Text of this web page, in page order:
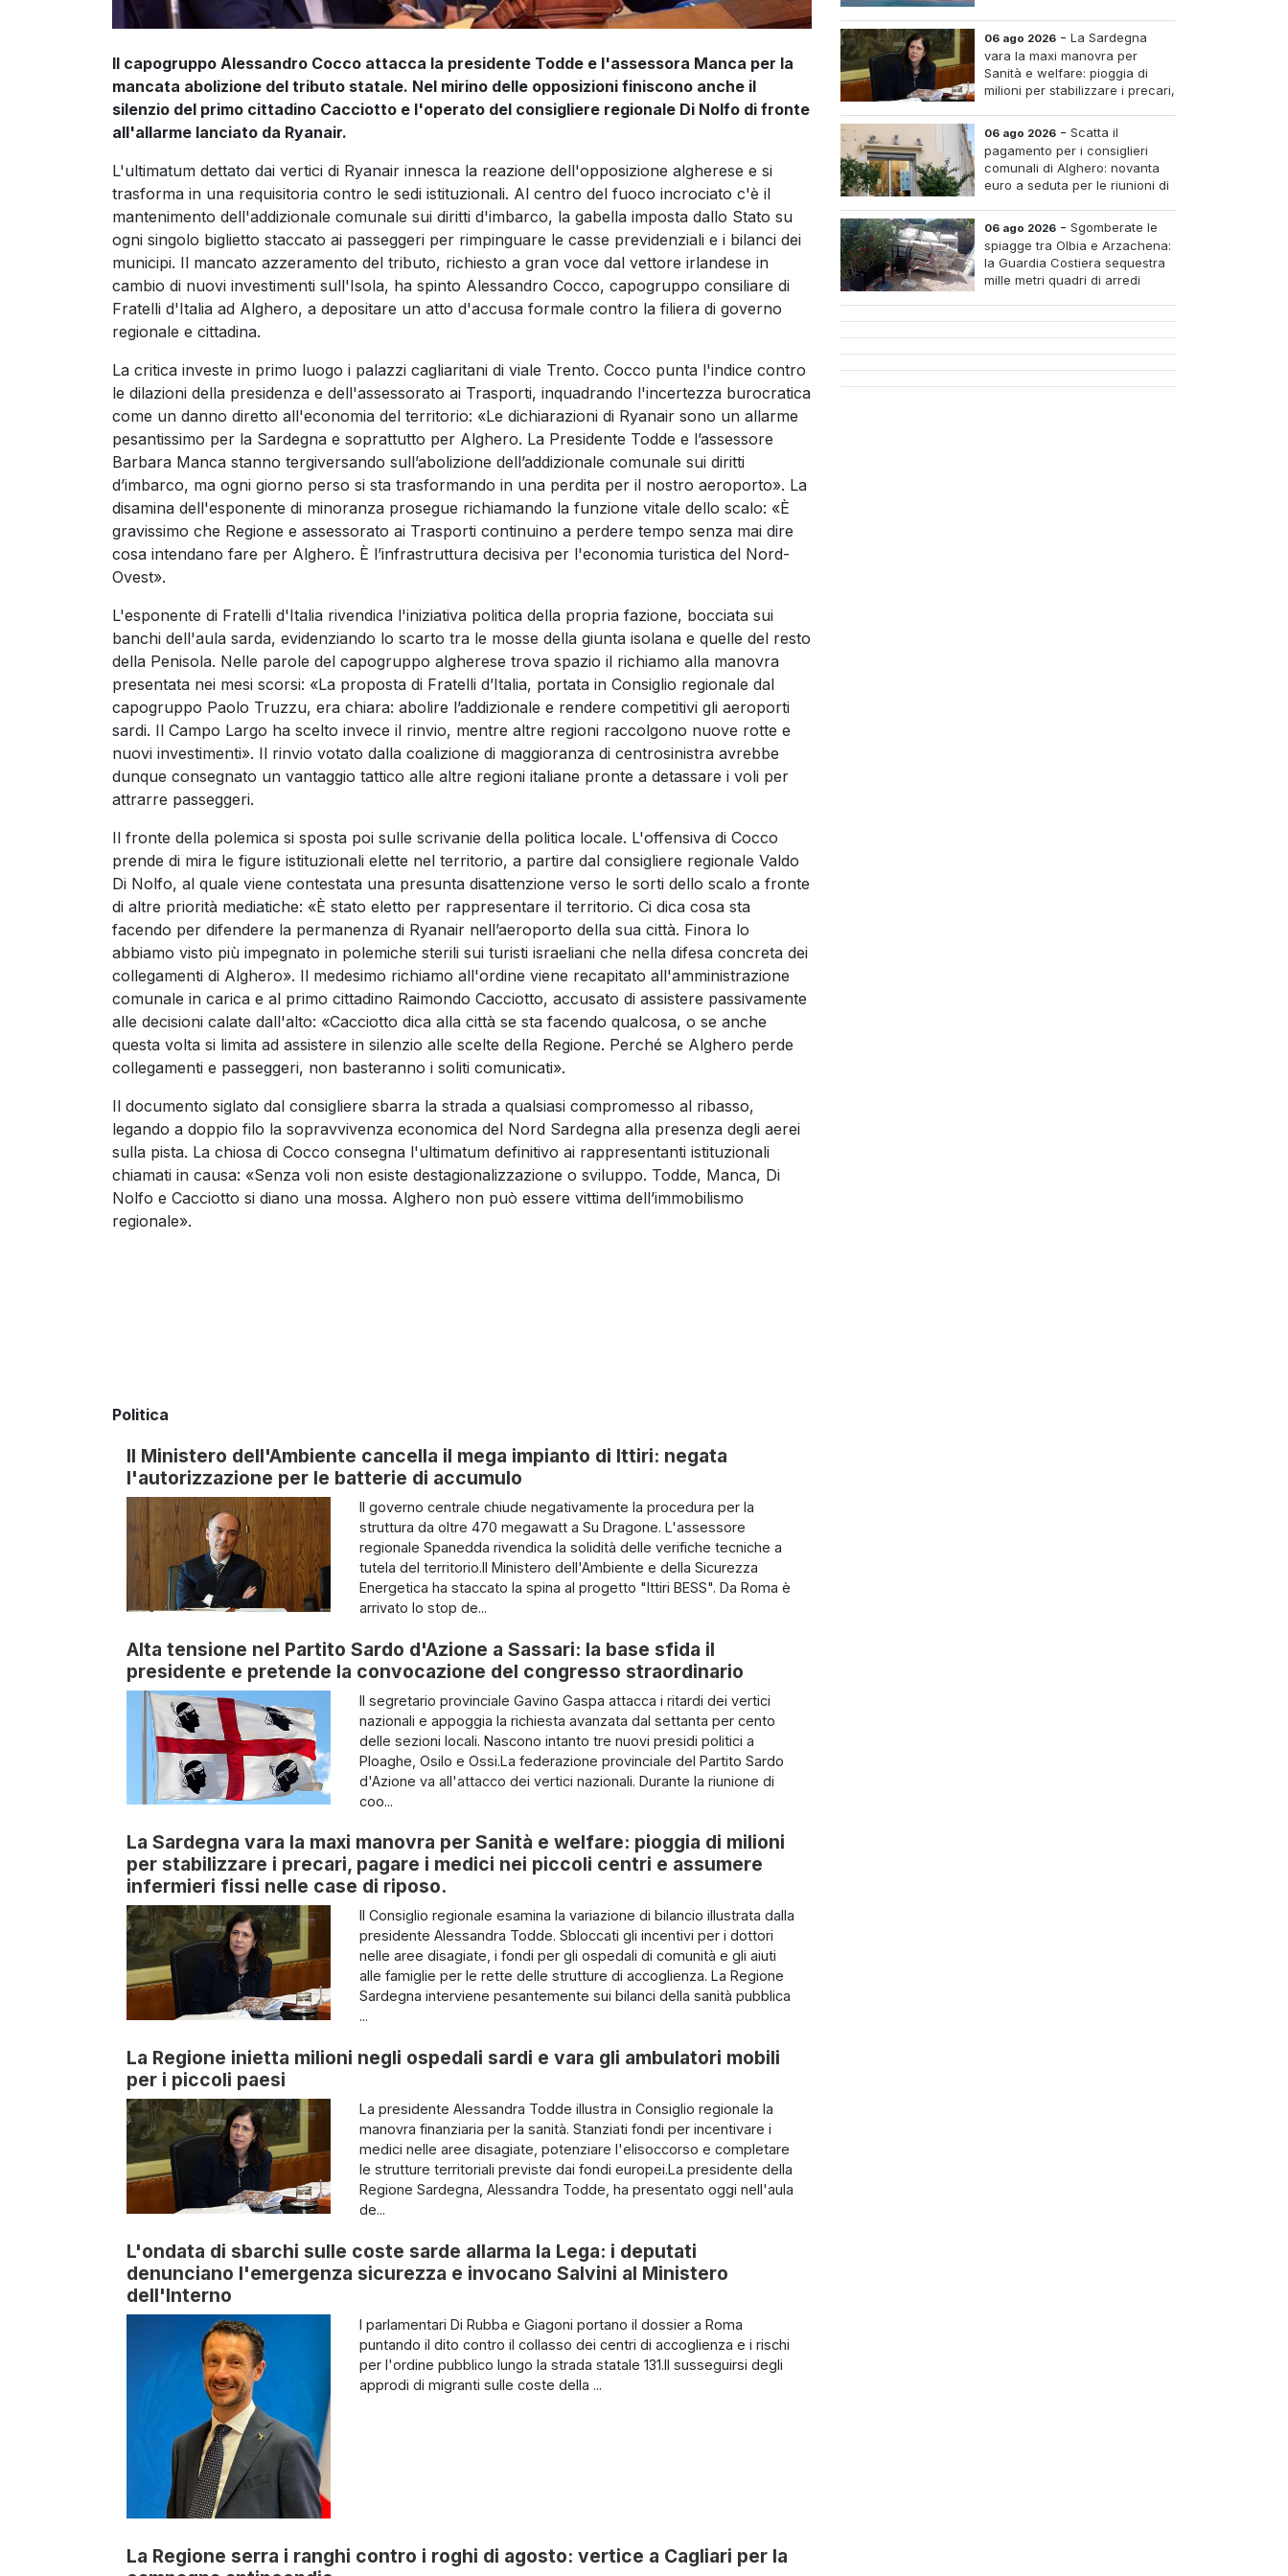
Il capogruppo Alessandro Cocco attacca la presidente Todde e l'assessora Manca per la
mancata abolizione del tributo statale. Nel mirino delle opposizioni finiscono anche il
silenzio del primo cittadino Cacciotto e l'operato del consigliere regionale Di Nolfo di fronte
all'allarme lanciato da Ryanair.
L'ultimatum dettato dai vertici di Ryanair innesca la reazione dell'opposizione algherese e si
trasforma in una requisitoria contro le sedi istituzionali. Al centro del fuoco incrociato c'è il
mantenimento dell'addizionale comunale sui diritti d'imbarco, la gabella imposta dallo Stato su
ogni singolo biglietto staccato ai passeggeri per rimpinguare le casse previdenziali e i bilanci dei
municipi. Il mancato azzeramento del tributo, richiesto a gran voce dal vettore irlandese in
cambio di nuovi investimenti sull'Isola, ha spinto Alessandro Cocco, capogruppo consiliare di
Fratelli d'Italia ad Alghero, a depositare un atto d'accusa formale contro la filiera di governo
regionale e cittadina.
La critica investe in primo luogo i palazzi cagliaritani di viale Trento. Cocco punta l'indice contro
le dilazioni della presidenza e dell'assessorato ai Trasporti, inquadrando l'incertezza burocratica
come un danno diretto all'economia del territorio: «Le dichiarazioni di Ryanair sono un allarme
pesantissimo per la Sardegna e soprattutto per Alghero. La Presidente Todde e l’assessore
Barbara Manca stanno tergiversando sull’abolizione dell’addizionale comunale sui diritti
d’imbarco, ma ogni giorno perso si sta trasformando in una perdita per il nostro aeroporto». La
disamina dell'esponente di minoranza prosegue richiamando la funzione vitale dello scalo: «È
gravissimo che Regione e assessorato ai Trasporti continuino a perdere tempo senza mai dire
cosa intendano fare per Alghero. È l’infrastruttura decisiva per l'economia turistica del Nord-
Ovest».
L'esponente di Fratelli d'Italia rivendica l'iniziativa politica della propria fazione, bocciata sui
banchi dell'aula sarda, evidenziando lo scarto tra le mosse della giunta isolana e quelle del resto
della Penisola. Nelle parole del capogruppo algherese trova spazio il richiamo alla manovra
presentata nei mesi scorsi: «La proposta di Fratelli d’Italia, portata in Consiglio regionale dal
capogruppo Paolo Truzzu, era chiara: abolire l’addizionale e rendere competitivi gli aeroporti
sardi. Il Campo Largo ha scelto invece il rinvio, mentre altre regioni raccolgono nuove rotte e
nuovi investimenti». Il rinvio votato dalla coalizione di maggioranza di centrosinistra avrebbe
dunque consegnato un vantaggio tattico alle altre regioni italiane pronte a detassare i voli per
attrarre passeggeri.
Il fronte della polemica si sposta poi sulle scrivanie della politica locale. L'offensiva di Cocco
prende di mira le figure istituzionali elette nel territorio, a partire dal consigliere regionale Valdo
Di Nolfo, al quale viene contestata una presunta disattenzione verso le sorti dello scalo a fronte
di altre priorità mediatiche: «È stato eletto per rappresentare il territorio. Ci dica cosa sta
facendo per difendere la permanenza di Ryanair nell’aeroporto della sua città. Finora lo
abbiamo visto più impegnato in polemiche sterili sui turisti israeliani che nella difesa concreta dei
collegamenti di Alghero». Il medesimo richiamo all'ordine viene recapitato all'amministrazione
comunale in carica e al primo cittadino Raimondo Cacciotto, accusato di assistere passivamente
alle decisioni calate dall'alto: «Cacciotto dica alla città se sta facendo qualcosa, o se anche
questa volta si limita ad assistere in silenzio alle scelte della Regione. Perché se Alghero perde
collegamenti e passeggeri, non basteranno i soliti comunicati».
Il documento siglato dal consigliere sbarra la strada a qualsiasi compromesso al ribasso,
legando a doppio filo la sopravvivenza economica del Nord Sardegna alla presenza degli aerei
sulla pista. La chiosa di Cocco consegna l'ultimatum definitivo ai rappresentanti istituzionali
chiamati in causa: «Senza voli non esiste destagionalizzazione o sviluppo. Todde, Manca, Di
Nolfo e Cacciotto si diano una mossa. Alghero non può essere vittima dell’immobilismo
regionale».
Politica
Il Ministero dell'Ambiente cancella il mega impianto di Ittiri: negata
l'autorizzazione per le batterie di accumulo
Il governo centrale chiude negativamente la procedura per la
struttura da oltre 470 megawatt a Su Dragone. L'assessore
regionale Spanedda rivendica la solidità delle verifiche tecniche a
tutela del territorio.Il Ministero dell'Ambiente e della Sicurezza
Energetica ha staccato la spina al progetto "Ittiri BESS". Da Roma è
arrivato lo stop de...
Alta tensione nel Partito Sardo d'Azione a Sassari: la base sfida il
presidente e pretende la convocazione del congresso straordinario
Il segretario provinciale Gavino Gaspa attacca i ritardi dei vertici
nazionali e appoggia la richiesta avanzata dal settanta per cento
delle sezioni locali. Nascono intanto tre nuovi presidi politici a
Ploaghe, Osilo e Ossi.La federazione provinciale del Partito Sardo
d'Azione va all'attacco dei vertici nazionali. Durante la riunione di
coo...
La Sardegna vara la maxi manovra per Sanità e welfare: pioggia di milioni
per stabilizzare i precari, pagare i medici nei piccoli centri e assumere
infermieri fissi nelle case di riposo.
Il Consiglio regionale esamina la variazione di bilancio illustrata dalla
presidente Alessandra Todde. Sbloccati gli incentivi per i dottori
nelle aree disagiate, i fondi per gli ospedali di comunità e gli aiuti
alle famiglie per le rette delle strutture di accoglienza. La Regione
Sardegna interviene pesantemente sui bilanci della sanità pubblica
...
La Regione inietta milioni negli ospedali sardi e vara gli ambulatori mobili
per i piccoli paesi
La presidente Alessandra Todde illustra in Consiglio regionale la
manovra finanziaria per la sanità. Stanziati fondi per incentivare i
medici nelle aree disagiate, potenziare l'elisoccorso e completare
le strutture territoriali previste dai fondi europei.La presidente della
Regione Sardegna, Alessandra Todde, ha presentato oggi nell'aula
de...
L'ondata di sbarchi sulle coste sarde allarma la Lega: i deputati
denunciano l'emergenza sicurezza e invocano Salvini al Ministero
dell'Interno
I parlamentari Di Rubba e Giagoni portano il dossier a Roma
puntando il dito contro il collasso dei centri di accoglienza e i rischi
per l'ordine pubblico lungo la strada statale 131.Il susseguirsi degli
approdi di migranti sulle coste della ...
La Regione serra i ranghi contro i roghi di agosto: vertice a Cagliari per la
06 ago 2026 - La Sardegna
vara la maxi manovra per
Sanità e welfare: pioggia di
milioni per stabilizzare i precari,
centri e assumere infermieri fissi nelle case di riposo.
06 ago 2026 - Scatta il
pagamento per i consiglieri
comunali di Alghero: novanta
euro a seduta per le riunioni di
06 ago 2026 - Sgomberate le
spiagge tra Olbia e Arzachena:
la Guardia Costiera sequestra
mille metri quadri di arredi